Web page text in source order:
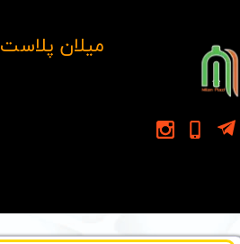
​میلان پلاست